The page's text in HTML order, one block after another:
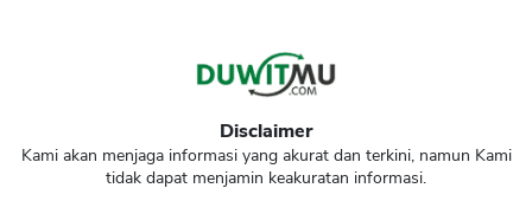
Disclaimer
Kami akan menjaga informasi yang akurat dan terkini, namun Kami
tidak dapat menjamin keakuratan informasi.